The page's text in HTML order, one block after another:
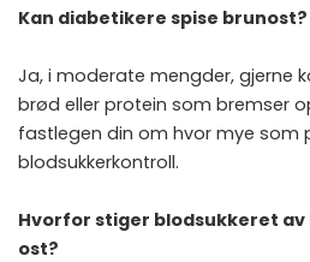
Kan diabetikere spise brunost?
Ja, i moderate mengder, gjerne
brød eller protein som bremser
fastlegen din om hvor mye som
blodsukkerkontroll.
Hvorfor stiger blodsukkeret
ost?